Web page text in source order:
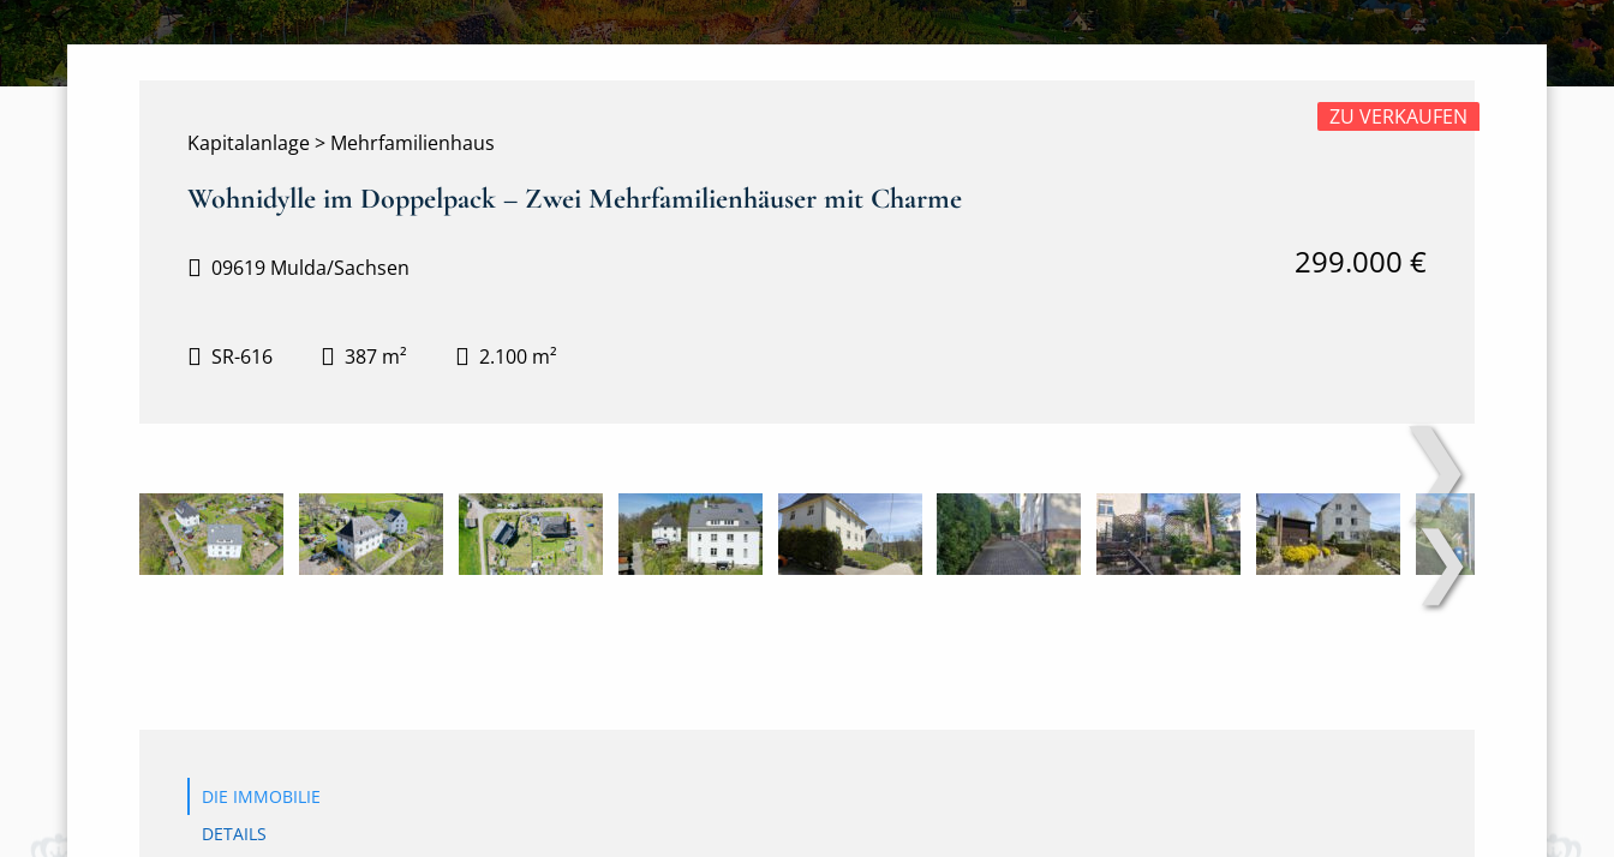
Kapitalanlage > Mehrfamilienhaus
ZU VERKAUFEN
Wohnidylle im Doppelpack – Zwei Mehrfamilienhäuser mit Charme
09619 Mulda/Sachsen 299.000 €
SR-616 387 m² 2.100 m²
❯
❯
DIE IMMOBILIE
DETAILS